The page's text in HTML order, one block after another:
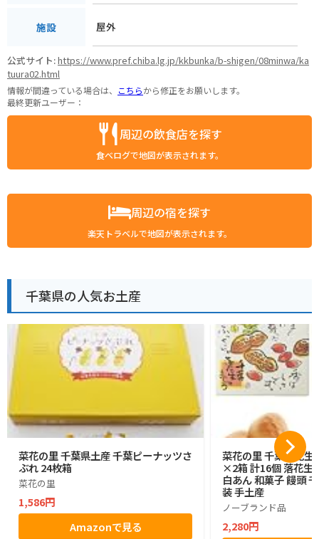
施設 屋外
公式サイト:https://www.pref.chiba.lg.jp/kkbunka/b-shigen/08minwa/ka
tuura02.html
情報が間違っている場合は、 こちらから修正をお願いします。
最終更新ユーザー：
周辺の飲食店を探す
食べログで地図が表示されます。
周辺の宿を探す
楽天トラベルで地図が表示されます。
千葉県の人気お土産
菜花の里 千葉県土産 千葉ピーナッツさ
ぶれ 24枚箱
菜花の里
1,586円
Amazonで見る
菜花の里 千葉落花生
×2箱 計16個 落花生
白あん 和菓子 饅頭
装 手土産
ノーブランド品
2,280円